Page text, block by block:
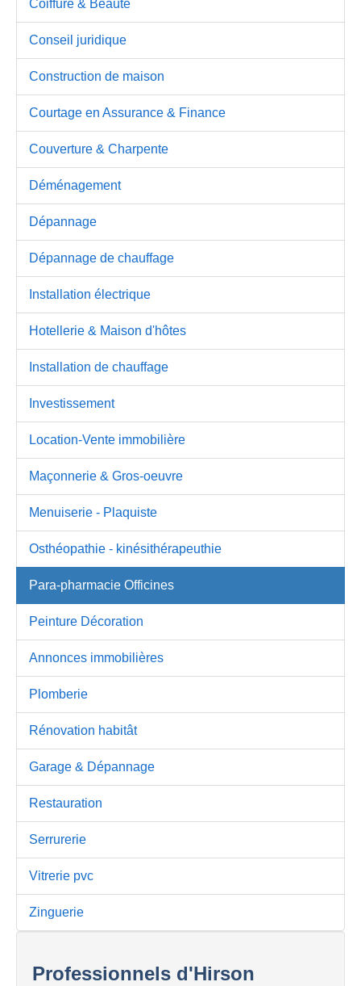
Coiffure & Beauté
Conseil juridique
Construction de maison
Courtage en Assurance & Finance
Couverture & Charpente
Déménagement
Dépannage
Dépannage de chauffage
Installation électrique
Hotellerie & Maison d'hôtes
Installation de chauffage
Investissement
Location-Vente immobilière
Maçonnerie & Gros-oeuvre
Menuiserie - Plaquiste
Osthéopathie - kinésithérapeuthie
Para-pharmacie Officines
Peinture Décoration
Annonces immobilières
Plomberie
Rénovation habitât
Garage & Dépannage
Restauration
Serrurerie
Vitrerie pvc
Zinguerie
Professionnels d'Hirson